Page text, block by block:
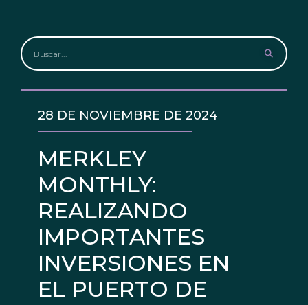
MERKLEY
MONTHLY:
REALIZANDO
IMPORTANTES
INVERSIONES EN
EL PUERTO DE
28 DE NOVIEMBRE DE 2024